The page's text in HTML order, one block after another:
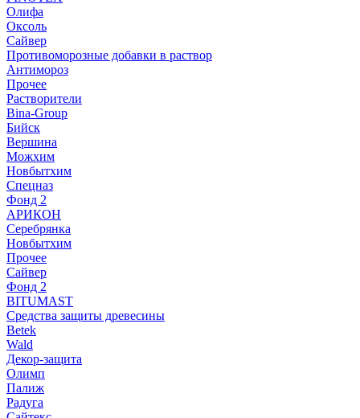
Олифа
Оксоль
Сайвер
Противоморозные добавки в раствор
Антимороз
Прочее
Растворители
Bina-Group
Бийск
Вершина
Можхим
Новбытхим
Спецназ
Фонд 2
АРИКОН
Серебрянка
Новбытхим
Прочее
Сайвер
Фонд 2
BITUMAST
Средства защиты древесины
Betek
Wald
Декор-защита
Олимп
Палиж
Радуга